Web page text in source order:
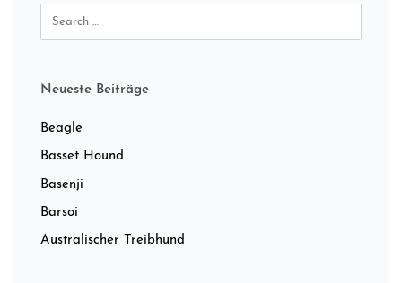
Neueste Beiträge
Beagle
Basset Hound
Basenji
Barsoi
Australischer Treibhund